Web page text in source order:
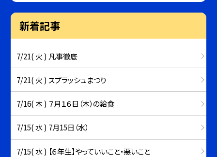
新着記事
7/21( 火 ) 凡事徹底
7/21( 火 ) スプラッシュまつり
7/16( 木 ) ７月１６日（木）の給食
7/15( 水 ) 7月15日（水）
7/15( 水 ) 【６年生】やっていいこと・悪いこと